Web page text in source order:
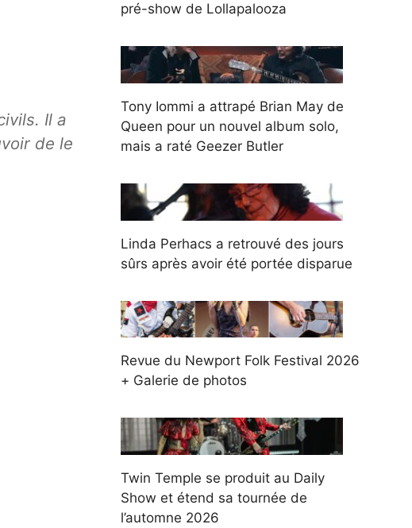
Il a
de le
pré-show de Lollapalooza
Tony Iommi a attrapé Brian May de
Queen pour un nouvel album solo,
mais a raté Geezer Butler
Linda Perhacs a retrouvé des jours
sûrs après avoir été portée disparue
Revue du Newport Folk Festival 2026
+ Galerie de photos
Twin Temple se produit au Daily
Show et étend sa tournée de
l’automne 2026